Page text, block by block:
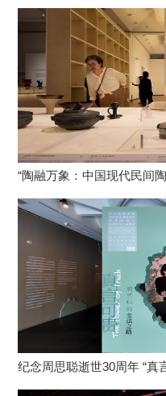
“陶融万象：中国现代民间
纪念周思聪逝世30周年 “真